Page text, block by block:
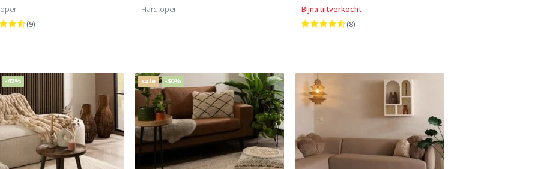
(9)
Hardloper
Bijna uitverkocht
(8)
-42% sale -30%